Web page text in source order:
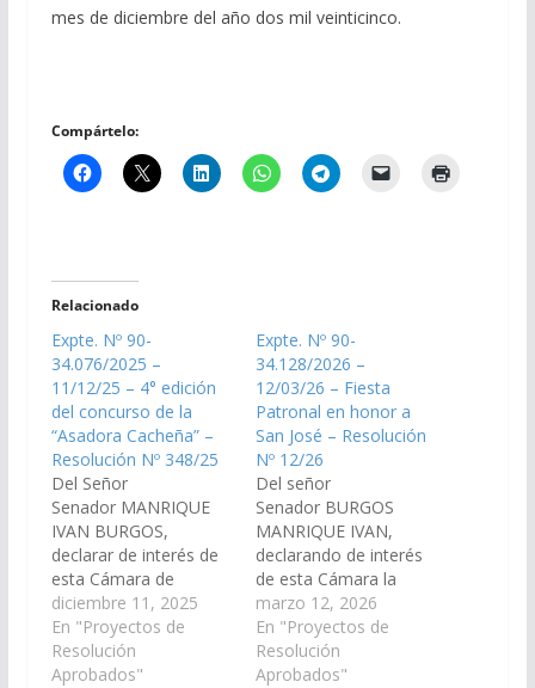
mes de diciembre del año dos mil veinticinco.
Compártelo:
Relacionado
Expte. Nº 90-
34.076/2025 –
11/12/25 – 4° edición
del concurso de la
“Asadora Cacheña” –
Resolución Nº 348/25
Del Señor
Senador MANRIQUE
IVAN BURGOS,
declarar de interés de
esta Cámara de
Senadores, la 4°
edición del concurso
de la “Asadora
Cacheña”, que se
diciembre 11, 2025
En "Proyectos de
Resolución
Aprobados"
Expte. Nº 90-
34.128/2026 –
12/03/26 – Fiesta
Patronal en honor a
San José – Resolución
Nº 12/26
Del señor
Senador BURGOS
MANRIQUE IVAN,
declarando de interés
de esta Cámara la
fiesta patronal en
honor a San José, que
se realizará el 19 de
marzo en el municipio
marzo 12, 2026
En "Proyectos de
Resolución
Aprobados"